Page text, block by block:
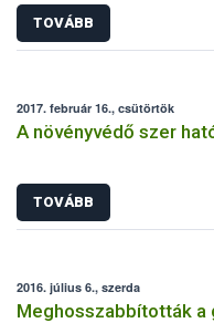
TOVÁBB
2017. február 16., csütörtök
A növényvédő szer
TOVÁBB
2016. július 6., szerda
Meghosszabbították a